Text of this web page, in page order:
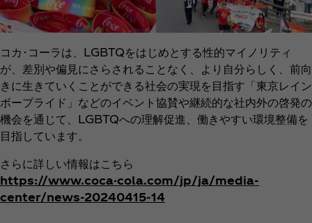
コカ･コーラは、LGBTQをはじめとする性的マイノリティ
が、差別や偏見にさらされることなく、より自分らしく、前向
きに生きていくことができる社会の実現を目指す「東京レイン
ボープライド」などのイベント協賛や継続的な社内外の啓発の
機会を通じて、LGBTQへの理解促進、働きやすい環境整備を
目指しています。
さらに詳しい情報はこちら
https://www.coca-cola.com/jp/ja/media-
center/news-20240415-14